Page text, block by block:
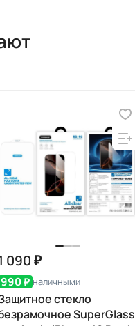
090 ₽
990 ₽ наличными
стекло
SuperGlass